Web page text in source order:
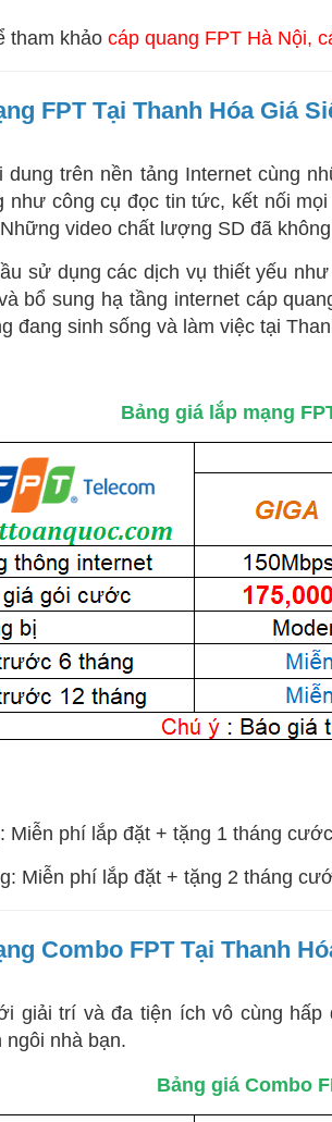
tham khảocáp quang FPT Hà Nội,
FPT Tại Thanh Hóa Giá
trên nền tảng Internet cùng
như công cụ đọc tin tức, kết nối
video chất lượng SD đã
sử dụng các dịch vụ thiết yếu
bổ sung hạ tầng internet cáp
đang sinh sống và làm việc tại
Bảng giá lắp mạng
Miễn phí lắp đặt + tặng 1 tháng
Miễn phí lắp đặt + tặng 2 tháng
Combo FPT Tại Thanh
giải trí và đa tiện ích vô cùng
ngôi nhà bạn.
Bảng giá Combo